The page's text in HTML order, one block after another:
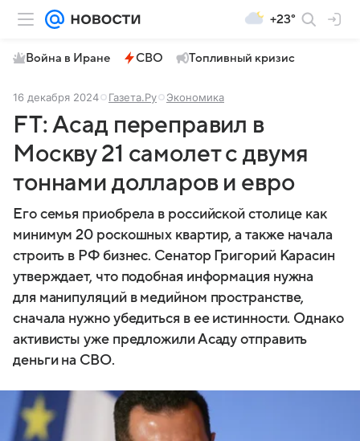
+23°
Война в Иране СВО Топливный кризис
16 декабря 2024 Газета.Ру Экономика
FT: Асад переправил в
Москву 21 самолет с двумя
тоннами долларов и евро
Его семья приобрела в российской столице как
минимум 20 роскошных квартир, а также начала
строить в РФ бизнес. Сенатор Григорий Карасин
утверждает, что подобная информация нужна
для манипуляций в медийном пространстве,
сначала нужно убедиться в ее истинности. Однако
активисты уже предложили Асаду отправить
деньги на СВО.